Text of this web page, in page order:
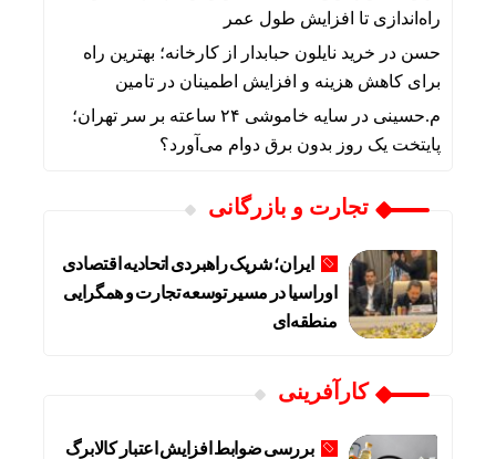
راه‌اندازی تا افزایش طول عمر
حسن در خرید نایلون حبابدار از کارخانه؛ بهترین راه
برای کاهش هزینه و افزایش اطمینان در تامین
م.حسینی در
سایه خاموشی ۲۴ ساعته بر سر تهران؛
پایتخت یک روز بدون برق دوام می‌آورد؟
تجارت و بازرگانی
ایران؛ شریک راهبردی اتحادیه اقتصادی
اوراسیا در مسیر توسعه تجارت و همگرایی
منطقه‌ای
کارآفرینی
بررسی ضوابط افزایش اعتبار کالابرگ